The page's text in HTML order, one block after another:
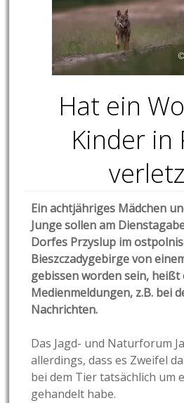
Hat ein
Kinder in
Ein achtjähriges Mädchen
Junge sollen am
Dorfes Przyslup im
Bieszczadygebirge von
gebissen worden sein, heißt
Medienmeldungen, z.B. bei
Nachrichten.
Das Jagd- und Naturforum
allerdings, dass es Zweifel
bei dem Tier tatsächlich um
gehandelt habe.